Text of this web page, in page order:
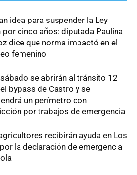
idea para suspender la Ley
por cinco años: diputada Paulina
dice que norma impactó en el
femenino
se abrirán al tránsito 12
bypass de Castro y se
un perímetro con
por trabajos de emergencia
recibirán ayuda en Los
la declaración de emergencia